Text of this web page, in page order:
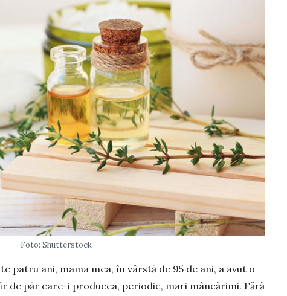
Foto: Shutterstock
patru ani, mama mea, în vârstă de 95 de ani, a avut o
de păr care-i produ­cea, periodic, mari mâncărimi. Fără